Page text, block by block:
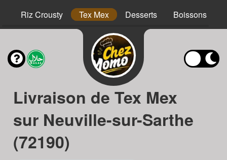
Riz Crousty Tex Mex Desserts Boissons
Livraison de Tex Mex
sur Neuville-sur-Sarthe
(72190)